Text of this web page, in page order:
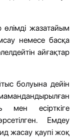
жазатайым
немесе басқа
айғақтар
болуына дейін
мен есірткіге
Емдеу
жасау қаупі жоқ